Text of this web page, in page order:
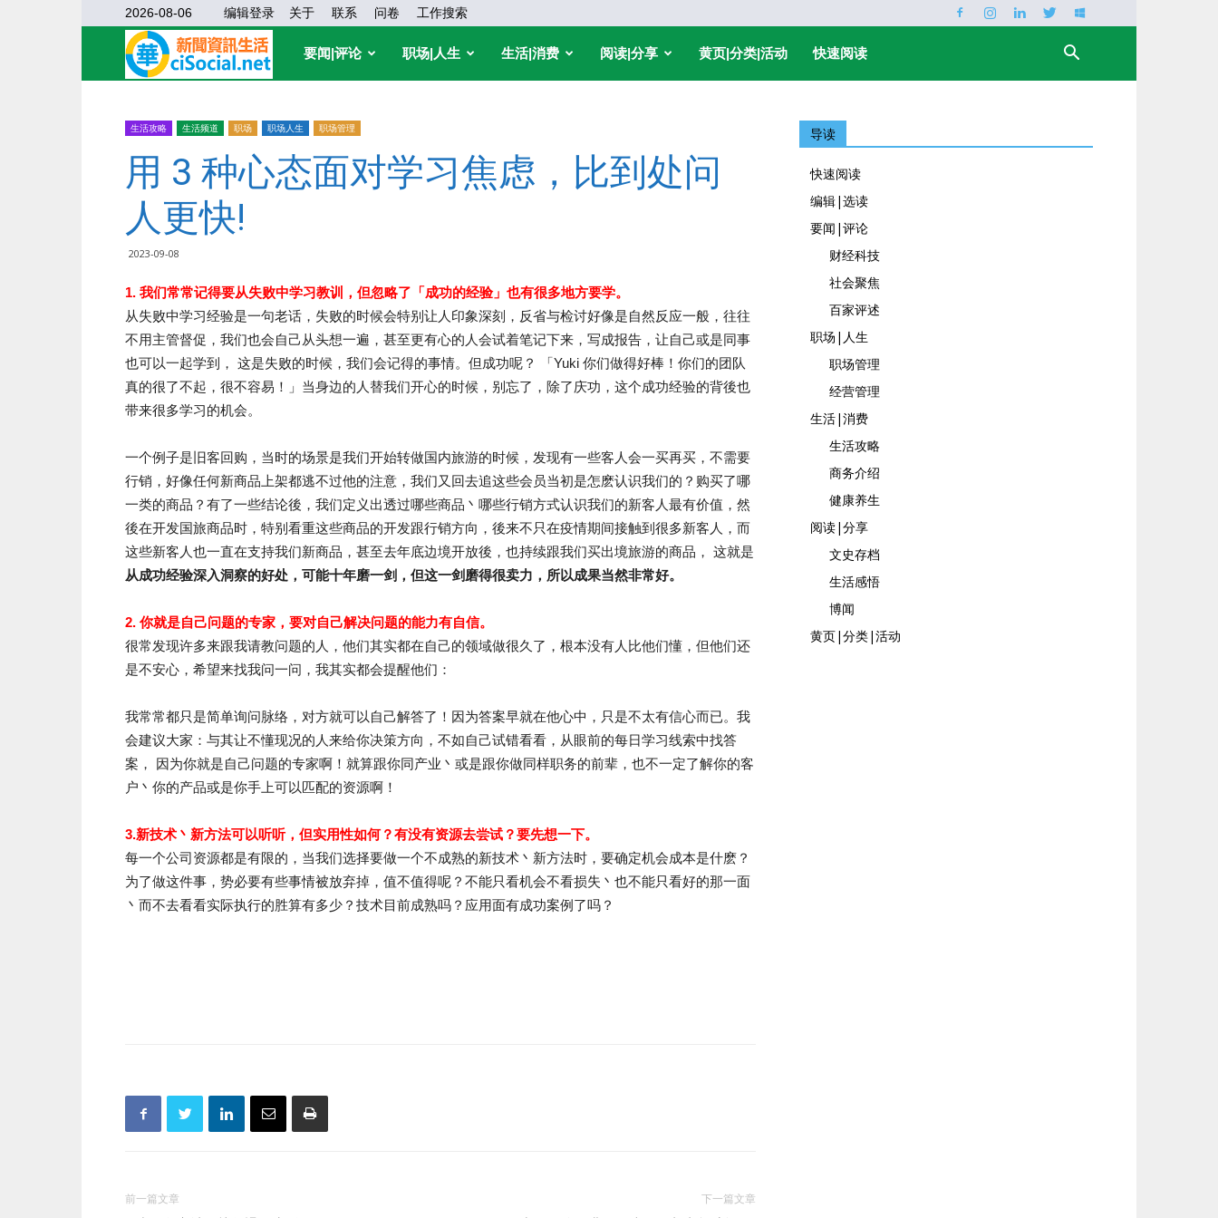
2026-08-06 编辑登录 关于 联系 问卷 工作搜索
社
要闻|评论 职场|人生 生活|消费 阅读|分享 黄页|分类|活动 快速阅读
生活攻略 生活频道 职场 职场人生 职场管理
用 3 种心态面对学习焦虑，比到处问
人更快!
2023-09-08
1. 我们常常记得要从失败中学习教训，但忽略了「成功的经验」也有很多地方要学。
从失败中学习经验是一句老话，失败的时候会特别让人印象深刻，反省与检讨好像是自然反应一般，往往
不用主管督促，我们也会自己从头想一遍，甚至更有心的人会试着笔记下来，写成报告，让自己或是同事
也可以一起学到， 这是失败的时候，我们会记得的事情。但成功呢？ 「Yuki 你们做得好棒！你们的团队
真的很了不起，很不容易！」当身边的人替我们开心的时候，别忘了，除了庆功，这个成功经验的背後也
带来很多学习的机会。
一个例子是旧客回购，当时的场景是我们开始转做国内旅游的时候，发现有一些客人会一买再买，不需要
行销，好像任何新商品上架都逃不过他的注意，我们又回去追这些会员当初是怎麽认识我们的？购买了哪
一类的商品？有了一些结论後，我们定义出透过哪些商品丶哪些行销方式认识我们的新客人最有价值，然
後在开发国旅商品时，特别看重这些商品的开发跟行销方向，後来不只在疫情期间接触到很多新客人，而
这些新客人也一直在支持我们新商品，甚至去年底边境开放後，也持续跟我们买出境旅游的商品， 这就是
从成功经验深入洞察的好处，可能十年磨一剑，但这一剑磨得很卖力，所以成果当然非常好。
2. 你就是自己问题的专家，要对自己解决问题的能力有自信。
很常发现许多来跟我请教问题的人，他们其实都在自己的领域做很久了，根本没有人比他们懂，但他们还
是不安心，希望来找我问一问，我其实都会提醒他们：
我常常都只是简单询问脉络，对方就可以自己解答了！因为答案早就在他心中，只是不太有信心而已。我
会建议大家：与其让不懂现况的人来给你决策方向，不如自己试错看看，从眼前的每日学习线索中找答
案， 因为你就是自己问题的专家啊！就算跟你同产业丶或是跟你做同样职务的前辈，也不一定了解你的客
户丶你的产品或是你手上可以匹配的资源啊！
3.新技术丶新方法可以听听，但实用性如何？有没有资源去尝试？要先想一下。
每一个公司资源都是有限的，当我们选择要做一个不成熟的新技术丶新方法时，要确定机会成本是什麽？
为了做这件事，势必要有些事情被放弃掉，值不值得呢？不能只看机会不看损失丶也不能只看好的那一面
丶而不去看看实际执行的胜算有多少？技术目前成熟吗？应用面有成功案例了吗？
前一篇文章 下一篇文章
导读
快速阅读
编辑|选读
要闻|评论
财经科技
社会聚焦
百家评述
职场|人生
职场管理
经营管理
生活|消费
生活攻略
商务介绍
健康养生
阅读|分享
文史存档
生活感悟
博闻
黄页|分类|活动